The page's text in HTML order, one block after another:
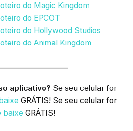
do Magic Kingdom
do EPCOT
do Hollywood Studios
do Animal Kingdom
aplicativo? Se seu celular for
GRÁTIS! Se seu celular for
baixe GRÁTIS!